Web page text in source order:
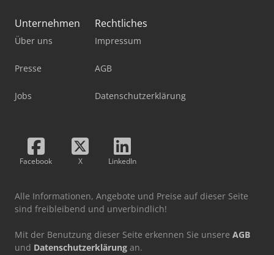
Unternehmen
Über uns
Presse
Jobs
Rechtliches
Impressum
AGB
Datenschutzerklärung
Facebook X LinkedIn
Alle Informationen, Angebote und Preise auf dieser Seite
sind freibleibend und unverbindlich!
Mit der Benutzung dieser Seite erkennen Sie unsere AGB
und Datenschutzerklärung an.